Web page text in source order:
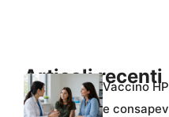
Articoli recenti
Vaccino
e